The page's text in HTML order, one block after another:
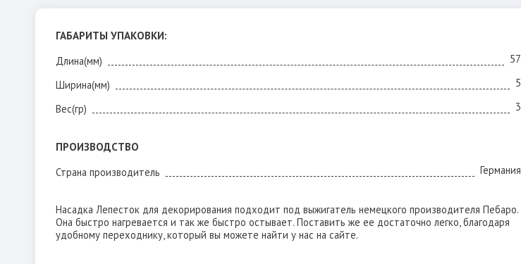
ГАБАРИТЫ УПАКОВКИ:
Длина(мм)
57
Ширина(мм)
5
Вес(гр)
3
ПРОИЗВОДСТВО
Страна производитель
Германия
Насадка Лепесток для декорирования подходит под выжигатель немецкого производителя Пебаро.
Она быстро нагревается и так же быстро остывает. Поставить же ее достаточно легко, благодаря
удобному переходнику, который вы можете найти у нас на сайте.